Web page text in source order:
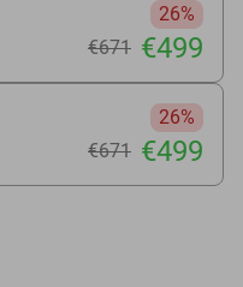
26%
€671 €499
26%
€671 €499